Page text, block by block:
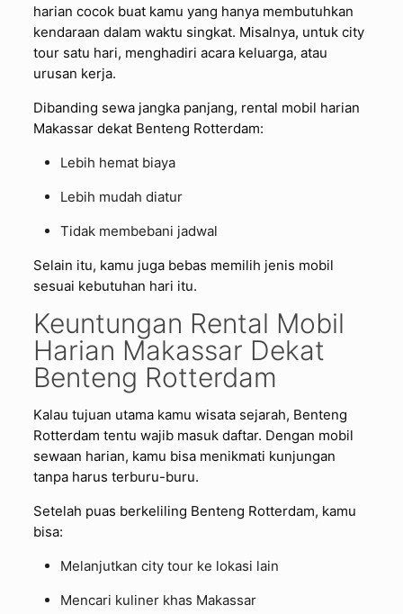
harian cocok buat kamu yang hanya membutuhkan
kendaraan dalam waktu singkat. Misalnya, untuk city
tour satu hari, menghadiri acara keluarga, atau
urusan kerja.
Dibanding sewa jangka panjang, rental mobil harian
Makassar dekat Benteng Rotterdam:
Lebih hemat biaya
Lebih mudah diatur
Tidak membebani jadwal
Selain itu, kamu juga bebas memilih jenis mobil
sesuai kebutuhan hari itu.
Keuntungan Rental Mobil
Harian Makassar Dekat
Benteng Rotterdam
Kalau tujuan utama kamu wisata sejarah, Benteng
Rotterdam tentu wajib masuk daftar. Dengan mobil
sewaan harian, kamu bisa menikmati kunjungan
tanpa harus terburu-buru.
Setelah puas berkeliling Benteng Rotterdam, kamu
bisa:
Melanjutkan city tour ke lokasi lain
Mencari kuliner khas Makassar